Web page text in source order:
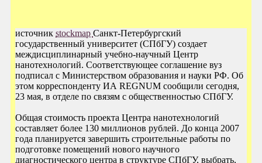
источникstockmapСанкт-Петербургский
государственный университет (СПбГУ) создает
междисциплинарный учебно-научный Центр
нанотехнологий. Соответствующее соглашение вуз
подписал с Министерством образования и науки РФ. Об
этом корреспонденту ИА REGNUM сообщили сегодня,
23 мая, в отделе по связям с общественностью СПбГУ.
Общая стоимость проекта Центра нанотехнологий
составляет более 130 миллионов рублей. До конца 2007
года планируется завершить строительные работы по
подготовке помещений нового научного
диагностического центра в структуре СПбГУ, выбрать,